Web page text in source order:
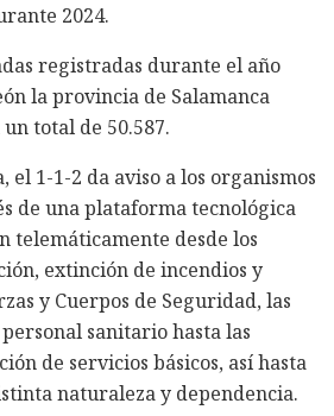
2024.
registradas durante el año
la provincia de Salamanca
total de 50.587.
el 1-1-2 da aviso a los organismos
de una plataforma tecnológica
telemáticamente desde los
extinción de incendios y
y Cuerpos de Seguridad, las
sanitario hasta las
de servicios básicos, así hasta
naturaleza y dependencia.